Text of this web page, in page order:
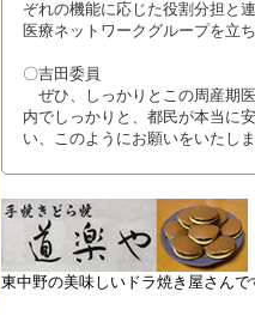
ぞれの機能に応じた役割分担と
医療ネットワークグループを立
〇吉田委員
ぜひ、しっかりとこの周産期
内でしっかりと、都民が本当に
い、このようにお願いをいたし
東中野の美味しいドラ焼き屋さんで